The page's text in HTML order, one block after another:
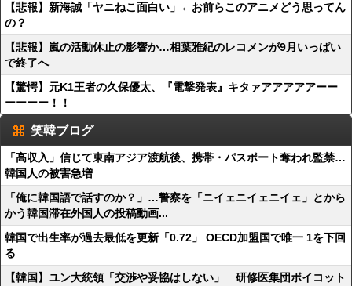
【悲報】新海誠「ヤニねこ面白い」←お前らこのアニメどう思ってん
の？
【悲報】嵐の活動休止の影響か…相葉雅紀のレコメンが9月いっぱい
で終了へ
【驚愕】元K1王者の久保優太、『電撃発表』キタァアアアアアーー
ーーーー！！
笑韓ブログ
「高収入」信じて東南アジア渡航後、携帯・パスポート奪われ監禁…
韓国人の被害急増
「俺に韓国語で話すのか？」…警察を「ニイェニイェニイェ」とから
かう韓国滞在外国人の投稿動画...
韓国で出生率が過去最低を更新「0.72」 OECD加盟国で唯一 1を下回
る
【韓国】ユン大統領「交渉や妥協はしない」 研修医集団ボイコット